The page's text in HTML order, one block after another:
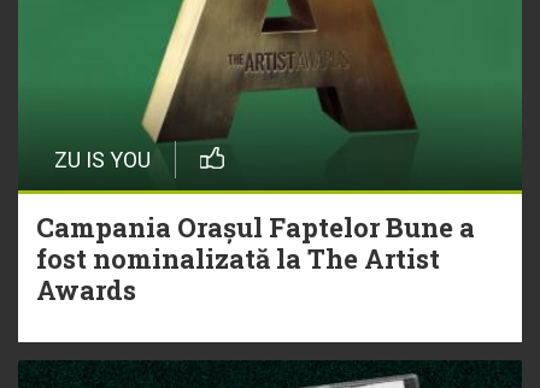
ZU IS YOU
Campania Orașul Faptelor Bune a
fost nominalizată la The Artist
Awards